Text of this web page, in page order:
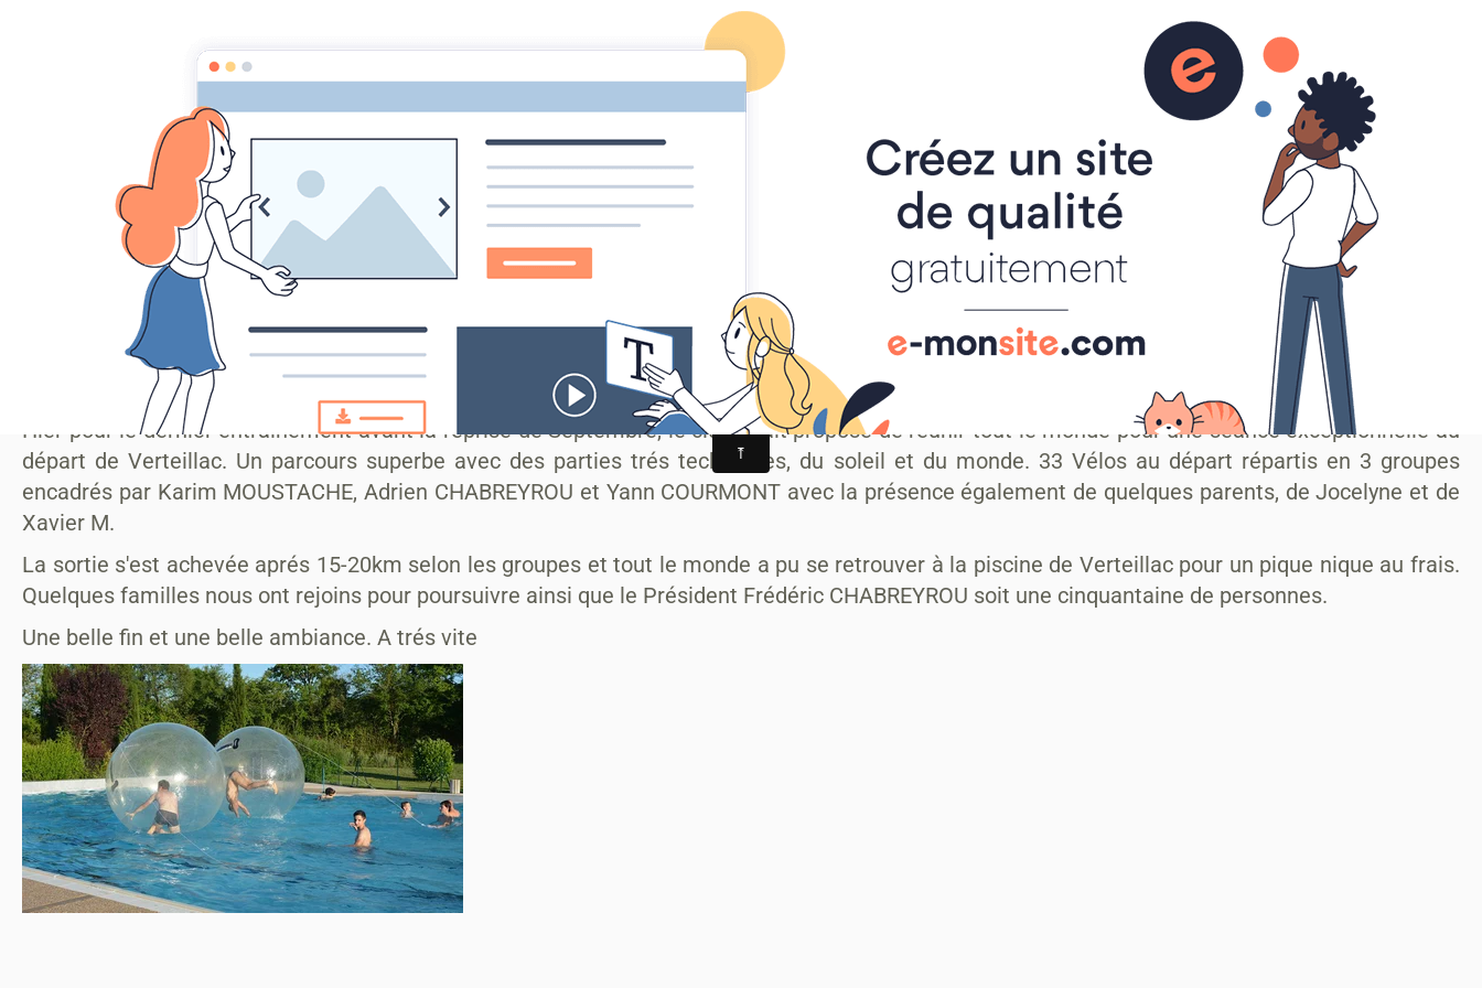
MONTAGRIER VTT-TRAIL
association montagrier sports loisirs
ECOLE VTT CENTRE SPORTS NATURE CCPR Actualités AGENDA MANIFESTATIONS
2017 VTT Fin des entrainements, la trève ...
Fin des entrainements, la trève ...
C'est les vacances
Hier pour le dernier entrainement avant la reprise de Septembre, le club avait proposé de réunir tout le monde pour une séance exceptionnelle au
départ de Verteillac. Un parcours superbe avec des parties trés techniques, du soleil et du monde. 33 Vélos au départ répartis en 3 groupes
encadrés par Karim MOUSTACHE, Adrien CHABREYROU et Yann COURMONT avec la présence également de quelques parents, de Jocelyne et de
Xavier M.
La sortie s'est achevée aprés 15-20km selon les groupes et tout le monde a pu se retrouver à la piscine de Verteillac pour un pique nique au frais.
Quelques familles nous ont rejoins pour poursuivre ainsi que le Président Frédéric CHABREYROU soit une cinquantaine de personnes.
Une belle fin et une belle ambiance. A trés vite